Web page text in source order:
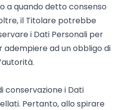
a quando detto consenso
il Titolare potrebbe
i Dati Personali per
adempiere ad un obbligo di
conservazione i Dati
Pertanto, allo spirare